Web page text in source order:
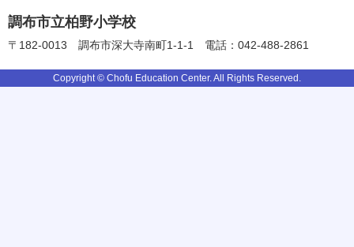
調布市立柏野小学校
〒182-0013 調布市深大寺南町1-1-1 電話：042-488-2861
Copyright © Chofu Education Center. All Rights Reserved.